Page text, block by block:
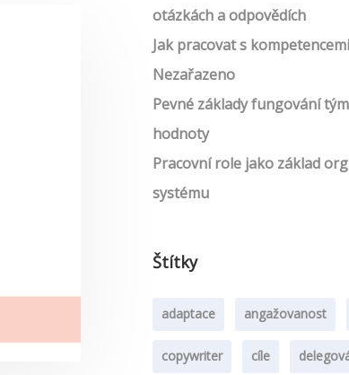
otázkách a odpovědích
Jak pracovat s
Nezařazeno
Pevné základy fungování
hodnoty
Pracovní role jako základ
systému
Štítky
adaptace angažovanost
copywriter cíle